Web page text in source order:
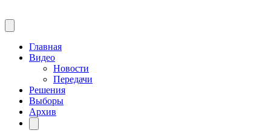
Главная
Видео
Новости
Передачи
Решения
Выборы
Архив